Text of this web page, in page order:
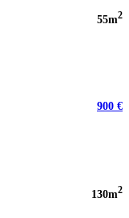
55m2
900 €
130m2